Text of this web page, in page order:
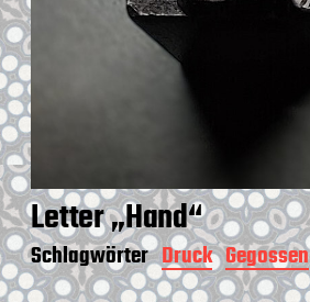
Letter „Hand“
Schlagwörter Druck Gegossen